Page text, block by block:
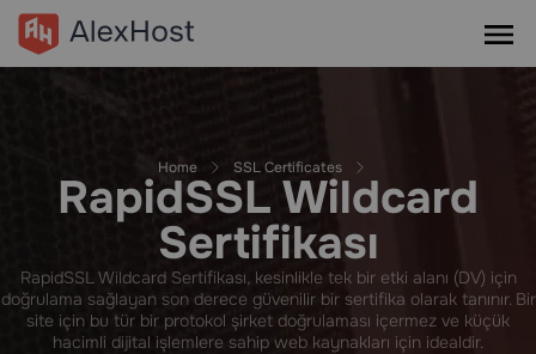
Home SSL Certificates
RapidSSL Wildcard
Sertifikası
RapidSSL Wildcard Sertifikası, kesinlikle tek bir etki alanı (DV) için
doğrulama sağlayan son derece güvenilir bir sertifika olarak tanınır. Bir
site için bu tür bir protokol şirket doğrulaması içermez ve küçük
hacimli dijital işlemlere sahip web kaynakları için idealdir.